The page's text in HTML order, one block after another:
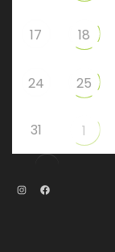
17 18
24 25
31 1